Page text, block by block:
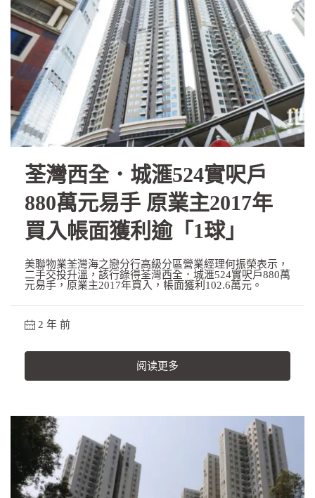
荃灣西全．城滙524實呎戶
880萬元易手 原業主2017年
買入帳面獲利逾「1球」
美聯物業荃灣海之戀分行高級分區營業經理何振榮表示，
二手交投升溫，該行錄得荃灣西全．城滙524實呎戶880萬
元易手，原業主2017年買入，帳面獲利102.6萬元。
2 年 前
阅读更多